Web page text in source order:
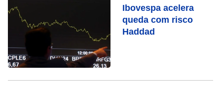
Ibovespa acelera
queda com risco
Haddad